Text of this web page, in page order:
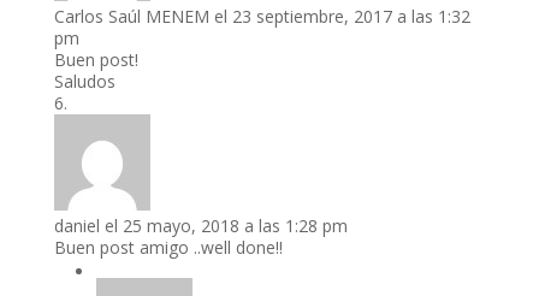
Carlos Saúl MENEM el 23 septiembre, 2017 a las 1:32
pm
Buen post!
Saludos
daniel el 25 mayo, 2018 a las 1:28 pm
Buen post amigo ..well done!!